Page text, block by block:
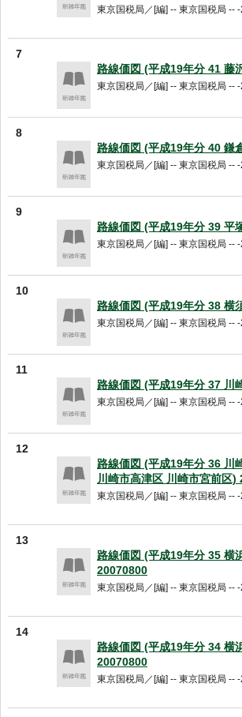
東京国税局／[編] -- 東京国税局 --
7
路線価図 (平成19年分 41 藤
東京国税局／[編] -- 東京国税局 --
8
路線価図 (平成19年分 40 鎌
東京国税局／[編] -- 東京国税局 --
9
路線価図 (平成19年分 39 平
東京国税局／[編] -- 東京国税局 --
10
路線価図 (平成19年分 38 横
東京国税局／[編] -- 東京国税局 --
11
路線価図 (平成19年分 37 川
東京国税局／[編] -- 東京国税局 --
12
路線価図 (平成19年分 36 川
川崎市高津区 川崎市宮前区)
東京国税局／[編] -- 東京国税局 --
13
路線価図 (平成19年分 35 横
20070800
東京国税局／[編] -- 東京国税局 --
14
路線価図 (平成19年分 34 横
20070800
東京国税局／[編] -- 東京国税局 --